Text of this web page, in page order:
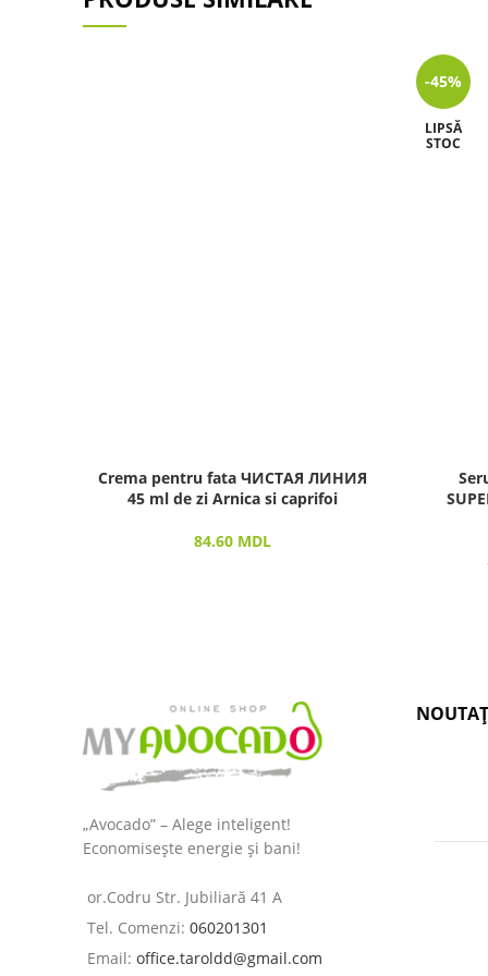
Crema pentru fata ЧИСТАЯ ЛИНИЯ
45 ml de zi Arnica si caprifoi
84.60 MDL
-45%
LIPSĂ
STOC
„Avocado” – Alege inteligent!
Economisește energie și bani!
or.Codru Str. Jubiliară 41 A
Tel. Comenzi: 060201301
Email: office.taroldd@gmail.com